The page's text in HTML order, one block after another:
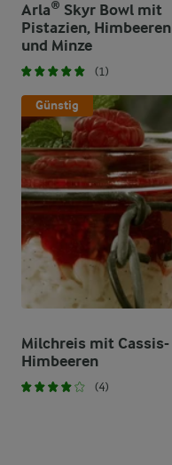
Arla® Skyr Bowl mit
Pistazien, Himbeeren
und Minze
(1)
Günstig
Milchreis mit Cassis-
Himbeeren
(4)